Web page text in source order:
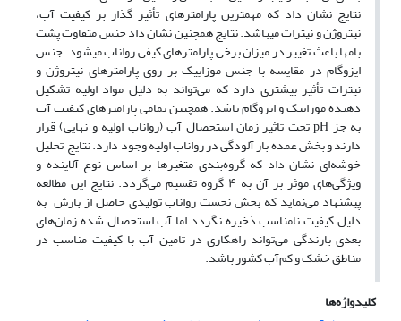
نتایج نشان داد که مهم­ترین پارامترهای تأثیر گذار بر کیفیت آب،
نیتروژن و نیترات می­باشد. نتایج همچنین نشان داد جنس متفاوت پشت
بام­ها باعث تغییر در میزان برخی پارامترهای کیفی رواناب می­شود. جنس
ایزوگام در مقایسه با جنس موزاییک بر روی پارامترهای نیتروژن و
نیترات تأثیر بیش­تری دارد که می‌تواند به دلیل مواد اولیه تشکیل
دهنده موزاییک و ایزوگام باشد. همچنین تمامی پارامترهای کیفیت آب
به جز pH تحت تاثیر زمان استحصال آب (رواناب اولیه و نهایی) قرار
دارند و بخش عمده بار آلودگی در رواناب اولیه وجود دارد. نتایج تحلیل
خوشه‌ای نشان داد که گروه‌بندی متغیرها بر اساس نوع آلاینده و
ویژگی‌های موثر بر آن به ۴ گروه تقسیم می‌گردد. نتایج این مطالعه
پیشنهاد می‌نماید که بخش نخست رواناب تولیدی حاصل از بارش به
دلیل کیفیت نامناسب ذخیره نگردد اما آب استحصال شده زمان‌های
بعدی بارندگی می‌تواند راهکاری در تامین آب با کیفیت مناسب در
مناطق خشک و کم‌آب کشور باشد.
کلیدواژه‌ها